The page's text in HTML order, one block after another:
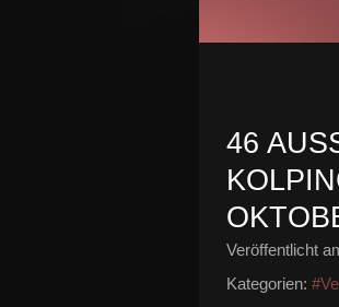
46
Veröffentlicht
Kategorien: